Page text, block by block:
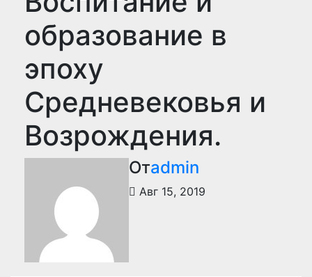
образование в
эпоху
Средневековья и
Возрождения.
Отadmin
Авг 15, 2019